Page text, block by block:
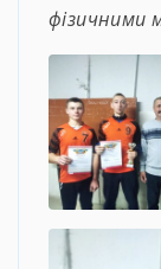
фізичними